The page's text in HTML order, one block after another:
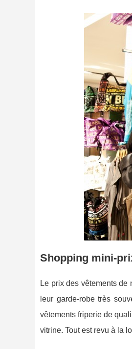
Shopping mini-
Le prix des vêtements de
leur garde-robe très
vêtements friperie de
vitrine. Tout est revu à la